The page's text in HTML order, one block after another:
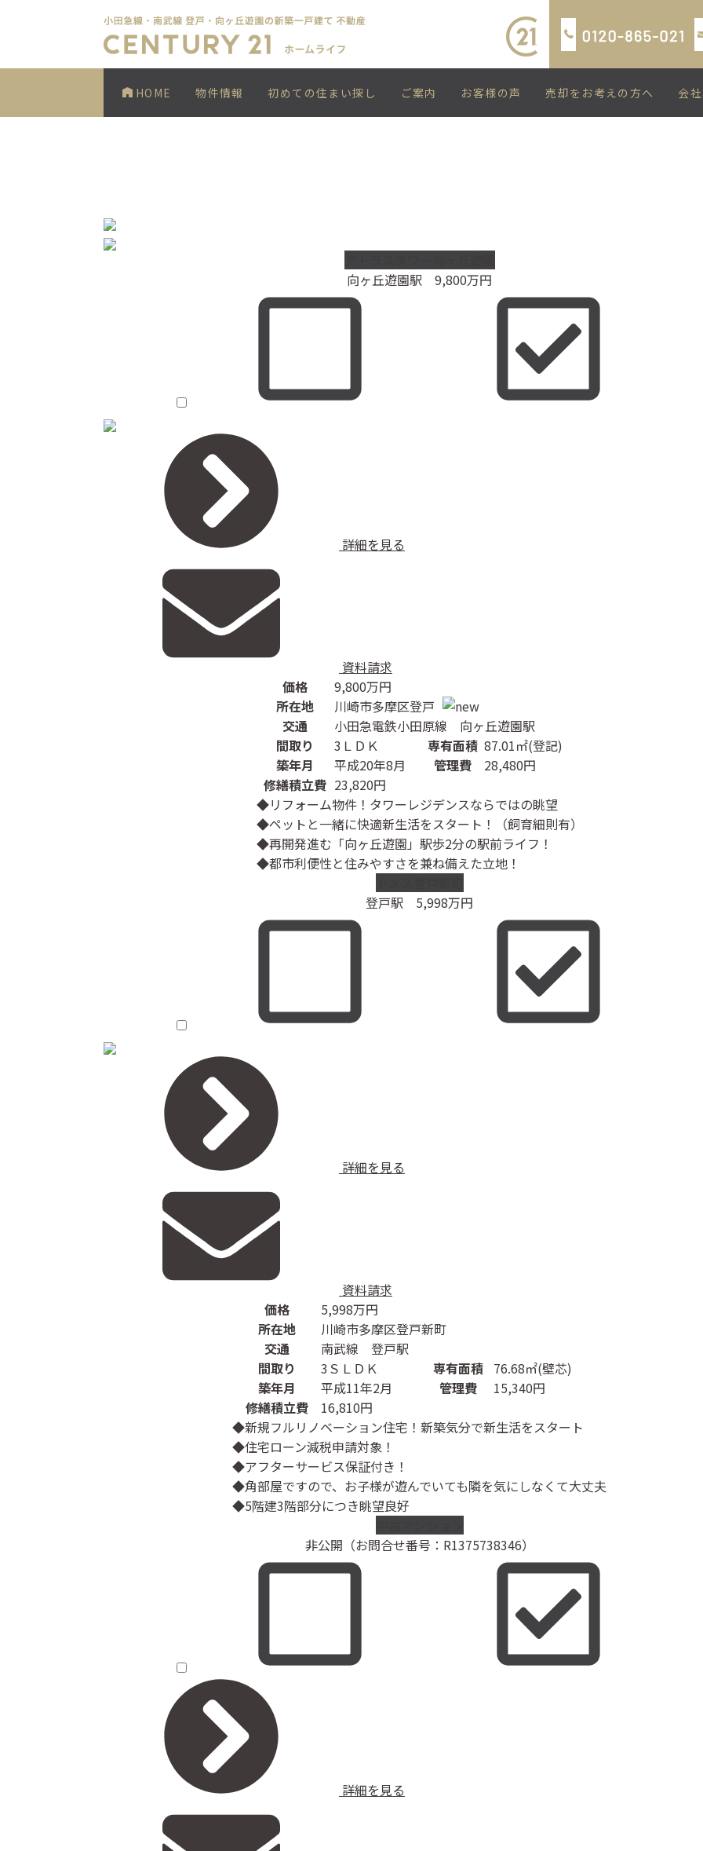
HOME 物件情報 初めての住まい探し ご案内 お客様の声 売却をお考えの方へ 会
向ヶ丘遊園駅
9,800万円
詳細を見る
資料請求
価格
9,800万円
所在地
川崎市多摩区登戸
交通
小田急電鉄小田原線 向ヶ丘遊園駅
間取り
3ＬＤＫ 専有面積 87.01㎡(登記)
築年月
平成20年8月 管理費
28,480円
修繕積立費 23,820円
◆リフォーム物件！タワーレジデンスならではの眺望
◆ペットと一緒に快適新生活をスタート！（飼育細則有）
◆再開発進む「向ヶ丘遊園」駅歩2分の駅前ライフ！
◆都市利便性と住みやすさを兼ね備えた立地！
登戸駅
5,998万円
詳細を見る
資料請求
価格
5,998万円
所在地
川崎市多摩区登戸新町
交通
南武線 登戸駅
間取り
3ＳＬＤＫ 専有面積
76.68㎡(壁芯)
築年月
平成11年2月 管理費
15,340円
修繕積立費
16,810円
◆新規フルリノベーション住宅！新築気分で新生活をスタート
◆住宅ローン減税申請対象！
◆アフターサービス保証付き！
◆角部屋ですので、お子様が遊んでいても隣を気にしなくて大丈夫
◆5階建3階部分につき眺望良好
非公開（お問合せ番号：R1375738346）
詳細を見る